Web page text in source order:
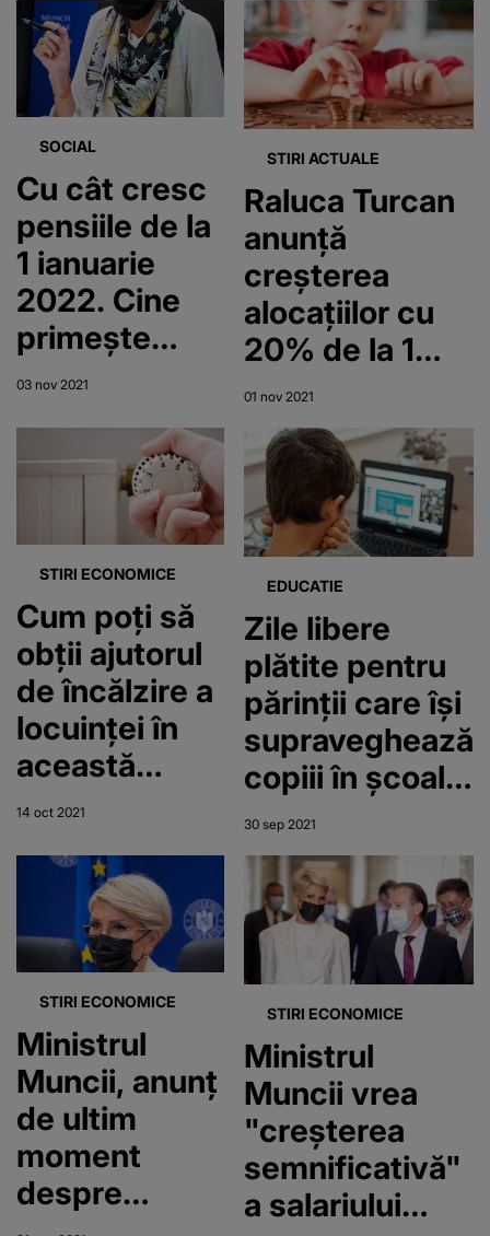
Paris a mers
la Târgu Jiu
să vadă
sculpturile
SOCIAL
Cu cât cresc
pensiile de la
1 ianuarie
2022. Cine
primește
7.000 de lei în
fiecare lună
03 nov 2021
STIRI ACTUALE
Raluca Turcan
anunță
creșterea
alocațiilor cu
20% de la 1
ianuarie 2022
01 nov 2021
STIRI ECONOMICE
Cum poți să
obții ajutorul
de încălzire a
locuinței în
această
iarnă.
la Ministerul
Muncii
14 oct 2021
EDUCATIE
Zile libere
plătite pentru
părinții care își
supraveghează
copiii în școala
online
30 sep 2021
STIRI ECONOMICE
Ministrul
Muncii, anunț
de ultim
moment
despre
STIRI ECONOMICE
Ministrul
Muncii vrea
"creșterea
semnificativă"
a salariului